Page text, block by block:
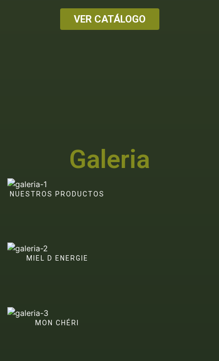
VER CATÁLOGO
Galeria
NUESTROS PRODUCTOS
MIEL D ENERGIE
MON CHÉRI